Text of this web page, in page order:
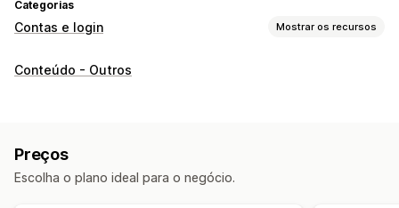
Categorias
Contas e login Mostrar os recursos
Gestão de conta
Controle de acesso
Conteúdo - Outros
Preços
Escolha o plano ideal para o negócio.